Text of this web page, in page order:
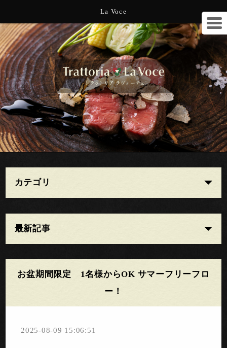
La Voce
カテゴリ
最新記事
お盆期間限定 1名様からOK サマーフリーフロ
ー！
2025-08-09 15:06:51